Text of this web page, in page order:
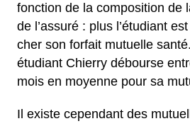
fonction de la composition de
de l’assuré : plus l’étudiant
cher son forfait mutuelle
étudiant Chierry débourse
mois en moyenne pour sa
Il existe cependant des